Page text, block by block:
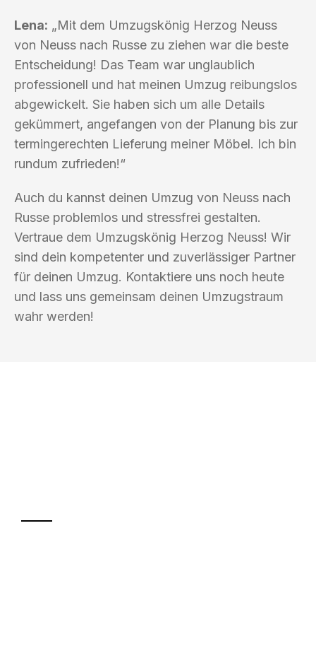
Lena: „Mit dem Umzugskönig Herzog Neuss
von Neuss nach Russe zu ziehen war die beste
Entscheidung! Das Team war unglaublich
professionell und hat meinen Umzug reibungslos
abgewickelt. Sie haben sich um alle Details
gekümmert, angefangen von der Planung bis zur
termingerechten Lieferung meiner Möbel. Ich bin
rundum zufrieden!“
Auch du kannst deinen Umzug von Neuss nach
Russe problemlos und stressfrei gestalten.
Vertraue dem Umzugskönig Herzog Neuss! Wir
sind dein kompetenter und zuverlässiger Partner
für deinen Umzug. Kontaktiere uns noch heute
und lass uns gemeinsam deinen Umzugstraum
wahr werden!